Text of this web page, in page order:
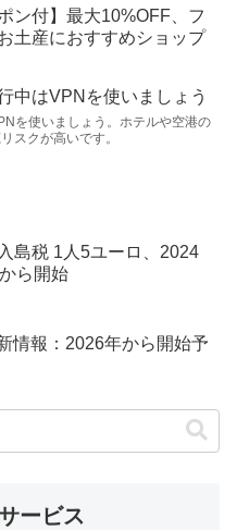
ン付】最大10%OFF、フ
土産におすすめショップ
中はVPNを使いましょう
を使いましょう。ホテルや空港の
スクが高いです。
島税 1人5ユーロ、2024
ら開始
情報：2026年から開始予
ービス